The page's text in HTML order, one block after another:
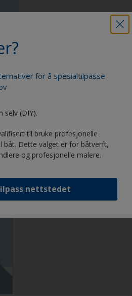
Produktet trenger tid
vil være avhengig av
bunnstoff.
for å spesialtilpasse
selv (DIY).
til bruke profesjonelle
båt. Dette valget er for båtverft,
og profesjonelle malere.
nettstedet